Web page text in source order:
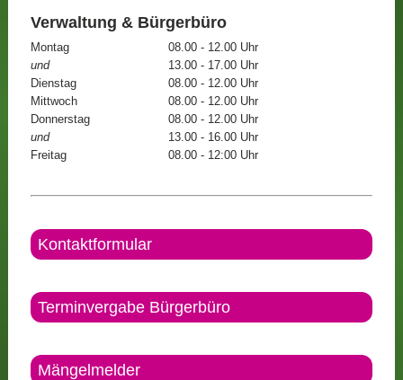
Verwaltung & Bürgerbüro
Montag
08.00 - 12.00 Uhr
und
13.00 - 17.00 Uhr
Dienstag
08.00 - 12.00 Uhr
Mittwoch
08.00 - 12.00 Uhr
Donnerstag
08.00 - 12.00 Uhr
und
13.00 - 16.00 Uhr
Freitag
08.00 - 12:00 Uhr
Kontaktformular
Terminvergabe Bürgerbüro
Mängelmelder